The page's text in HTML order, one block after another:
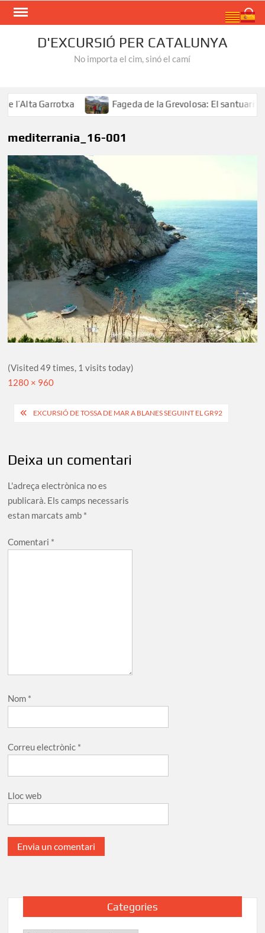
Skip
D'EXCURSIÓ PER CATALUNYA
No importa el cim, sinó el camí
Garrotxa Fageda de la Grevolosa: El santuari dels
mediterrania_16-001
(Visited 49 times, 1 visits today)
Full
1280 × 960
Navegació
EXCURSIÓ DE TOSSA DE MAR A BLANES SEGUINT EL GR92
Deixa un comentari
L'adreça electrònica no es
publicarà. Els camps necessaris
estan marcats amb *
Comentari *
Nom *
Correu electrònic *
Lloc web
Categories